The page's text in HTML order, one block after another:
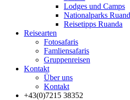
Lodges und Camps
Nationalparks
Reisetipps Ruanda
Reisearten
Fotosafaris
Famliensafaris
Gruppenreisen
Kontakt
Über uns
Kontakt
+43(0)7215 38352